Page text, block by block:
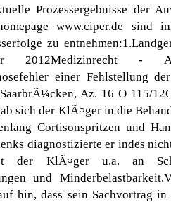
Prozessergebnisse der
www.ciper.de sind
zu
2012Medizinrecht -
einer Fehlstellung
Az. 16 O 115/
sich der KlÃ¤ger in die
Cortisonspritzen und
diagnostizierte er indes
der KlÃ¤ger u.a. an
und
hin, dass sein Sachvortrag in